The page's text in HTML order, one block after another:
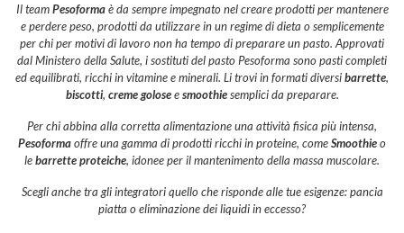
Il teamPesoformaè da sempre impegnato nel creare prodotti per mantenere
e perdere peso, prodotti da utilizzare in un regime di dieta o semplicemente
per chi per motivi di lavoro non ha tempo di preparare un pasto. Approvati
dal Ministero della Salute, i sostituti del pasto Pesoforma sono pasti completi
ed equilibrati, ricchi in vitamine e minerali. Li trovi in formati diversibarrette,
biscotti, creme goloseesmoothiesemplici da preparare.
Per chi abbina alla corretta alimentazione una attività fisica più intensa,
Pesoformaoffre una gamma di prodotti ricchi in proteine, comeSmoothieo
lebarrette proteiche, idonee per il mantenimento della massa muscolare.
Scegli anche tra gli integratori quello che risponde alle tue esigenze: pancia
piatta o eliminazione dei liquidi in eccesso?